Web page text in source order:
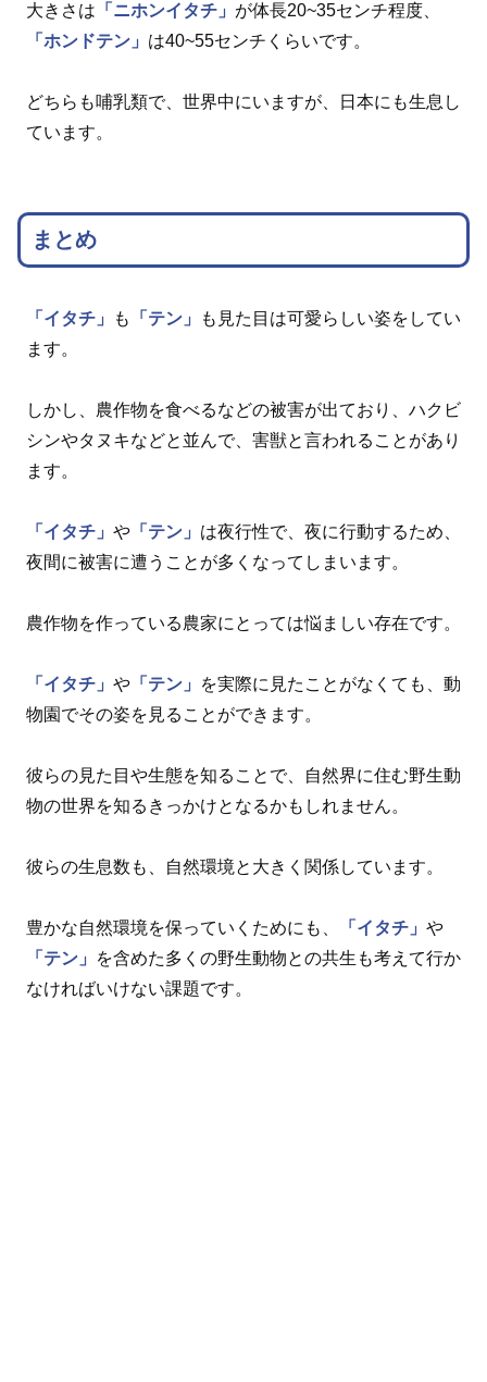
大きさは 「ニホンイタチ」 が体長20~35センチ程度、
「ホンドテン」 は40~55センチくらいです。
どちらも哺乳類で、世界中にいますが、日本にも生息し
ています。
まとめ
「イタチ」 も 「テン」
も見た目は可愛らしい姿をしてい
ます。
しかし、農作物を食べるなどの被害が出ており、ハクビ
シンやタヌキなどと並んで、害獣と言われることがあり
ます。
「イタチ」 や 「テン」 は夜行性で、夜に行動するため、
夜間に被害に遭うことが多くなってしまいます。
農作物を作っている農家にとっては悩ましい存在です。
「イタチ」 や 「テン」
を実際に見たことがなくても、動
物園でその姿を見ることができます。
彼らの見た目や生態を知ることで、自然界に住む野生動
物の世界を知るきっかけとなるかもしれません。
彼らの生息数も、自然環境と大きく関係しています。
豊かな自然環境を保っていくためにも、 「イタチ」 や
「テン」
を含めた多くの野生動物との共生も考えて行か
なければいけない課題です。